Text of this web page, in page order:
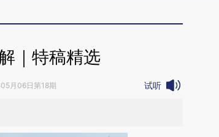
｜特稿精选
月06日第18期 试听